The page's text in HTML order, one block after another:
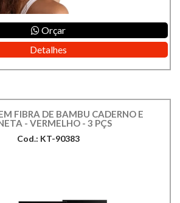
Orçar
Detalhes
FIBRA DE BAMBU CADERNO E
- VERMELHO - 3 PÇS
Cod.: KT-90383